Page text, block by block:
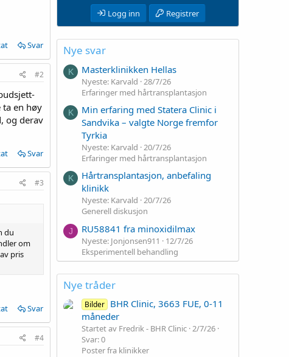
Svar
#2
ta en høy
og derav
Svar
#3
du
om
pris
Svar
#4
Logg inn Registrer
Nye svar
K Masterklinikken Hellas
Nyeste: Karvald 28/7/26
Erfaringer med hårtransplantasjon
K
Min erfaring med Statera Clinic i
Sandvika – valgte Norge fremfor
Tyrkia
Nyeste: Karvald 20/7/26
Erfaringer med hårtransplantasjon
K
Hårtransplantasjon, anbefaling
klinikk
Nyeste: Karvald 20/7/26
Generell diskusjon
J RU58841 fra minoxidilmax
Nyeste: Jonjonsen911
12/7/26
Eksperimentell behandling
Nye tråder
Bilder BHR Clinic, 3663 FUE, 0-11
måneder
Startet av Fredrik - BHR Clinic 2/7/26
Svar: 0
Poster fra klinikker